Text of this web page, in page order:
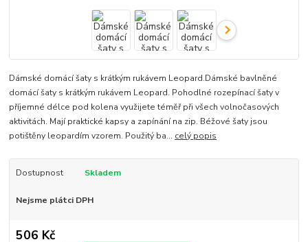
Dámské domácí šaty s krátkým rukávem Leopard.Dámské bavlněné
domácí šaty s krátkým rukávem Leopard. Pohodlné rozepínací šaty v
příjemné délce pod kolena využijete téměř při všech volnočasových
aktivitách. Mají praktické kapsy a zapínání na zip. Béžové šaty jsou
potištěny leopardím vzorem. Použitý ba... celý popis
Dostupnost Skladem
Nejsme plátci DPH
506 Kč